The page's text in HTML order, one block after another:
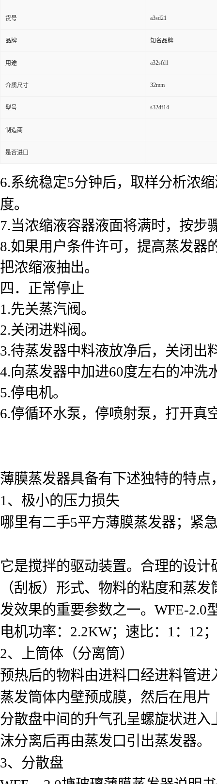
货号 a3sd21
品牌 知名品牌
用途 a32sfd1
介质尺寸 32mm
型号 s32df14
制造商
是否进口
6.系统稳定5分钟后，取样分析浓
度。
7.当浓缩液容器液面将满时，按步
8.如果用户条件许可，提高蒸发器
把浓缩液抽出。
四．正常停止
1.先关蒸汽阀。
2.关闭进料阀。
3.待蒸发器中料液放净后，关闭出
4.向蒸发器中加进60度左右的冲洗
5.停电机。
6.停循环水泵，停喷射泵，打开真
薄膜蒸发器具备有下述独特的特
1、极小的压力损失
哪里有二手5平方薄膜蒸发器；紧
它是搅拌的驱动装置。合理的设
（刮板）形式、物料的粘度和蒸
发效果的重要参数之一。WFE-2.0
电机功率：2.2KW；速比：1：12
2、上筒体（分离筒）
预热后的物料由进料口经进料管
蒸发筒体内壁预成膜，然后在甩
分散盘中间的升气孔呈螺旋状进
沫分离后再由蒸发口引出蒸发器。
3、分散盘